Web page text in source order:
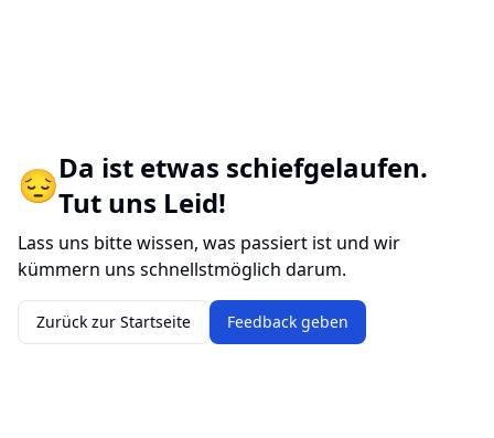
😔Da ist etwas schiefgelaufen.
Tut uns Leid!
Lass uns bitte wissen, was passiert ist und wir
kümmern uns schnellstmöglich darum.
Zurück zur Startseite Feedback geben